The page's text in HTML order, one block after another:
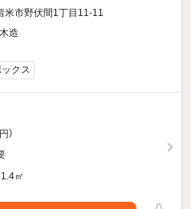
米市野伏間1丁目11-11
造
クス
）
㎡